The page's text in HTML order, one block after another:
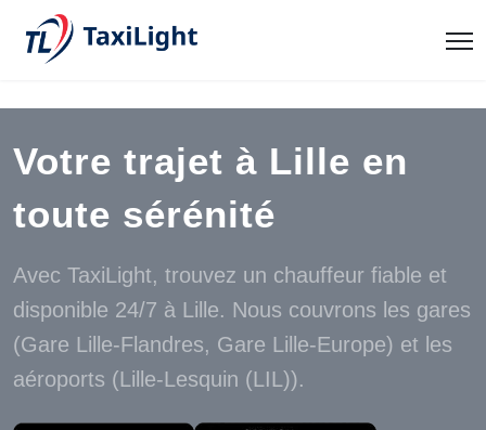
Votre trajet à Lille en
toute sérénité
Avec TaxiLight, trouvez un chauffeur fiable et
disponible 24/7 à Lille. Nous couvrons les gares
(Gare Lille-Flandres, Gare Lille-Europe) et les
aéroports (Lille-Lesquin (LIL)).